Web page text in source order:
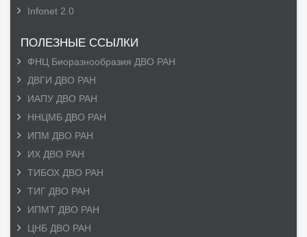
Infonet 2.0
ПОЛЕЗНЫЕ ССЫЛКИ
ФНЦ Биоразнообразия ДВО РАН
ДВГИ ДВО РАН
ИАПУ ДВО РАН
ННЦМБ ДВО РАН
ИПМ ДВО РАН
ИХ ДВО РАН
ТИБОХ ДВО РАН
ТИГ ДВО РАН
ИПМТ ДВО РАН
ЦНБ ДВО РАН